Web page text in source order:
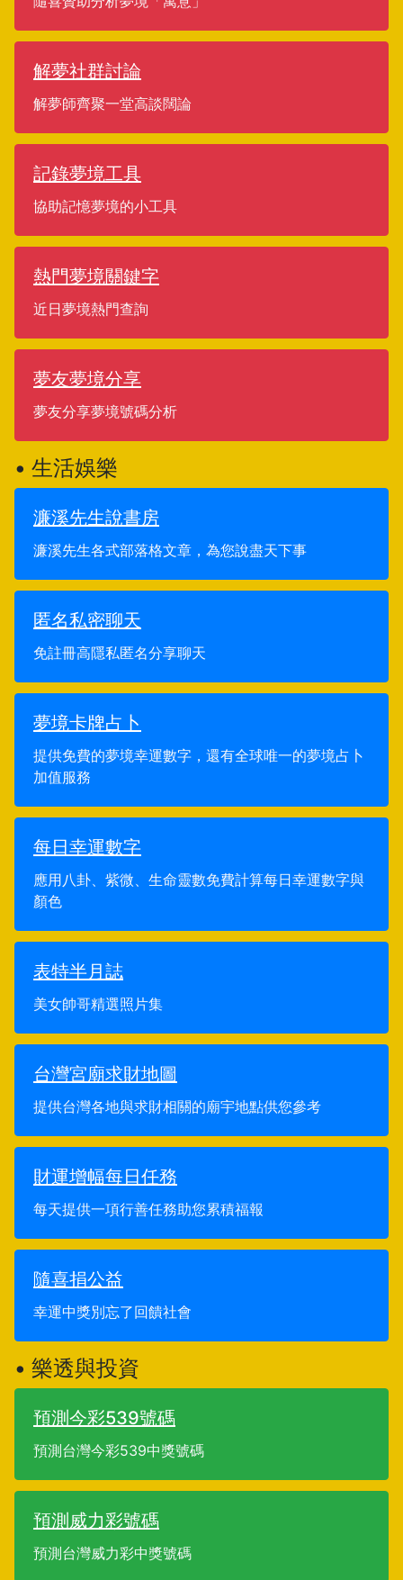
解夢社群討論
解夢師齊聚一堂高談闊論
記錄夢境工具
協助記憶夢境的小工具
熱門夢境關鍵字
近日夢境熱門查詢
夢友夢境分享
夢友分享夢境號碼分析
• 生活娛樂
濂溪先生說書房
濂溪先生各式部落格文章，為您說盡天下事
匿名私密聊天
免註冊高隱私匿名分享聊天
夢境卡牌占卜
提供免費的夢境幸運數字，還有全球唯一的夢境占卜
加值服務
每日幸運數字
應用八卦、紫微、生命靈數免費計算每日幸運數字與
顏色
表特半月誌
美女帥哥精選照片集
台灣宮廟求財地圖
提供台灣各地與求財相關的廟宇地點供您參考
財運增幅每日任務
每天提供一項行善任務助您累積福報
隨喜捐公益
幸運中獎別忘了回饋社會
• 樂透與投資
預測今彩539號碼
預測台灣今彩539中獎號碼
預測威力彩號碼
預測台灣威力彩中獎號碼